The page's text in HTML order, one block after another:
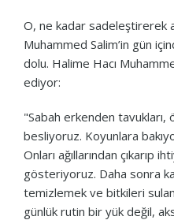
O, ne kadar sadeleştirerek
Muhammed Salim’in gün
dolu. Halime Hacı
ediyor:
"Sabah erkenden tavukları,
besliyoruz. Koyunlara
Onları ağıllarından çıkarıp
gösteriyoruz. Daha sonra
temizlemek ve bitkileri
günlük rutin bir yük değil,